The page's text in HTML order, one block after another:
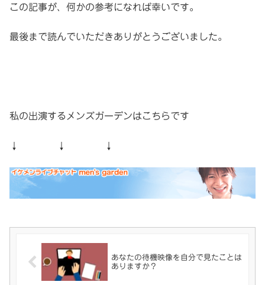
この記事が、何かの参考になれば幸いです。
最後まで読んでいただきありがとうございました。
私の出演するメンズガーデンはこちらです
↓ ↓ ↓
あなたの待機映像を自分で見たことは
ありますか？